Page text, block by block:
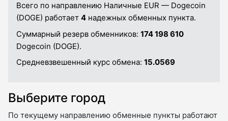
Всего по направлению Наличные EUR — Dogecoin
(DOGE) работает 4 надежных обменных пункта.
Суммарный резерв обменников: 174 198 610
Dogecoin (DOGE).
Средневзвешенный курс обмена: 15.0569
Выберите город
По текущему направлению обменные пункты работают